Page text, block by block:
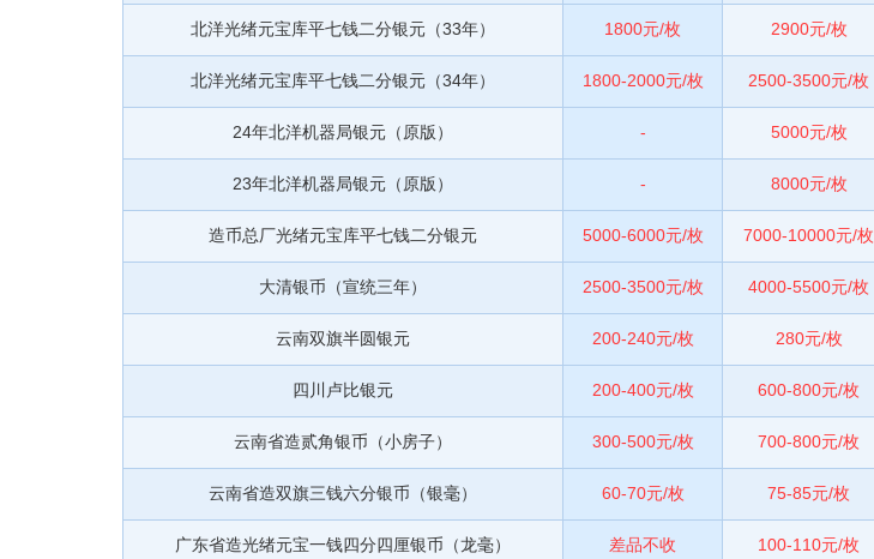
北洋光绪元宝库平七钱二分银元（33年） 1800元/枚 2900元/枚
北洋光绪元宝库平七钱二分银元（34年） 1800-2000元/枚 2500-3500元/枚
24年北洋机器局银元（原版） - 5000元/枚
23年北洋机器局银元（原版） - 8000元/枚
造币总厂光绪元宝库平七钱二分银元 5000-6000元/枚 7000-10000元/枚
大清银币（宣统三年） 2500-3500元/枚 4000-5500元/枚
云南双旗半圆银元 200-240元/枚 280元/枚
四川卢比银元 200-400元/枚 600-800元/枚
云南省造贰角银币（小房子） 300-500元/枚 700-800元/枚
云南省造双旗三钱六分银币（银毫） 60-70元/枚 75-85元/枚
广东省造光绪元宝一钱四分四厘银币（龙毫） 差品不收 100-110元/枚